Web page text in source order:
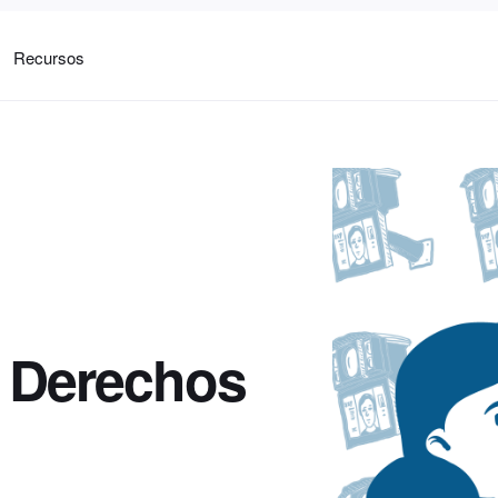
Recursos